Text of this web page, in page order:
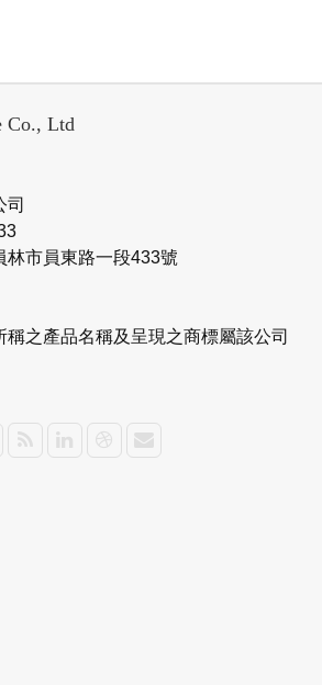
Co., Ltd
司
林市員東路一段433號
之產品名稱及呈現之商標屬該公司